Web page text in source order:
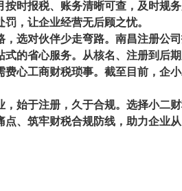
按时报税、账务清晰可查 ，及时规
罚，让企业经营无后顾之忧。
，选对伙伴少走弯路。南昌注册公
式的省心服务。从核名、注册到后
费心工商财税琐事。截至目前，企
，始于注册，久于合规。选择小二
点、筑牢财税合规防线，助力企业